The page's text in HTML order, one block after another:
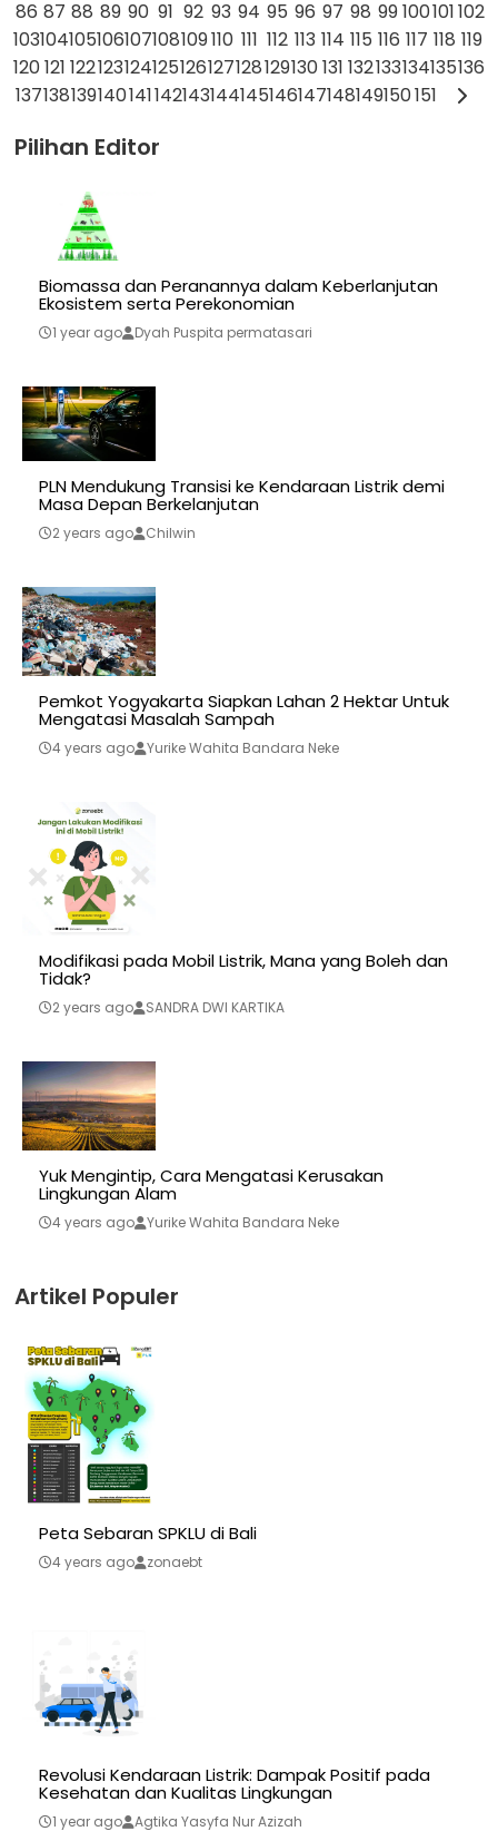
86 87 88 89 90 91 92 93 94 95 96 97 98 99100101102
103104105106107108109110 111 112 113 114 115 116 117 118 119
120121 122123124125126127128129130131 132133134135136
137138139140141142143144145146147148149150151
Pilihan Editor
Biomassa dan Peranannya dalam Keberlanjutan
Ekosistem serta Perekonomian
1 year ago Dyah Puspita permatasari
PLN Mendukung Transisi ke Kendaraan Listrik demi
Masa Depan Berkelanjutan
2 years ago Chilwin
Pemkot Yogyakarta Siapkan Lahan 2 Hektar Untuk
Mengatasi Masalah Sampah
4 years ago Yurike Wahita Bandara Neke
Modifikasi pada Mobil Listrik, Mana yang Boleh dan
Tidak?
2 years ago SANDRA DWI KARTIKA
Yuk Mengintip, Cara Mengatasi Kerusakan
Lingkungan Alam
4 years ago Yurike Wahita Bandara Neke
Artikel Populer
Peta Sebaran SPKLU di Bali
4 years ago zonaebt
Revolusi Kendaraan Listrik: Dampak Positif pada
Kesehatan dan Kualitas Lingkungan
1 year ago Agtika Yasyfa Nur Azizah